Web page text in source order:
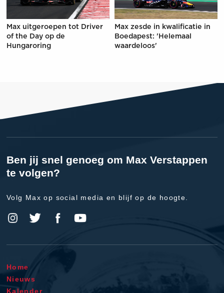
Max uitgeroepen tot Driver
of the Day op de
Hungaroring
Max zesde in kwalificatie in
Boedapest: 'Helemaal
waardeloos'
Ben jij snel genoeg om Max Verstappen
te volgen?
Volg Max op social media en blijf op de hoogte.
Home
Nieuws
Kalender